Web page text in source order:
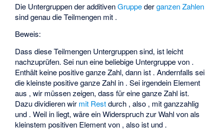
Die Untergruppen der additivenGruppe derganzen Zahlen
sind genau die Teilmengen mit .
Beweis:
Dass diese Teilmengen Untergruppen sind, ist leicht
nachzuprüfen. Sei nuneine beliebige Untergruppe von .
Enthältkeine positive ganze Zahl, dann ist . Andernfalls sei
die kleinste positive ganze Zahl in . Sei irgendein Element
aus , wir müssen zeigen, dassfür eine ganze Zahl ist.
Dazu dividieren wir mit Restdurch , also , mitganzzahlig
und . Weil in liegt, wäreein Widerspruch zur Wahl vonals
kleinstem positiven Element von , also ist und .